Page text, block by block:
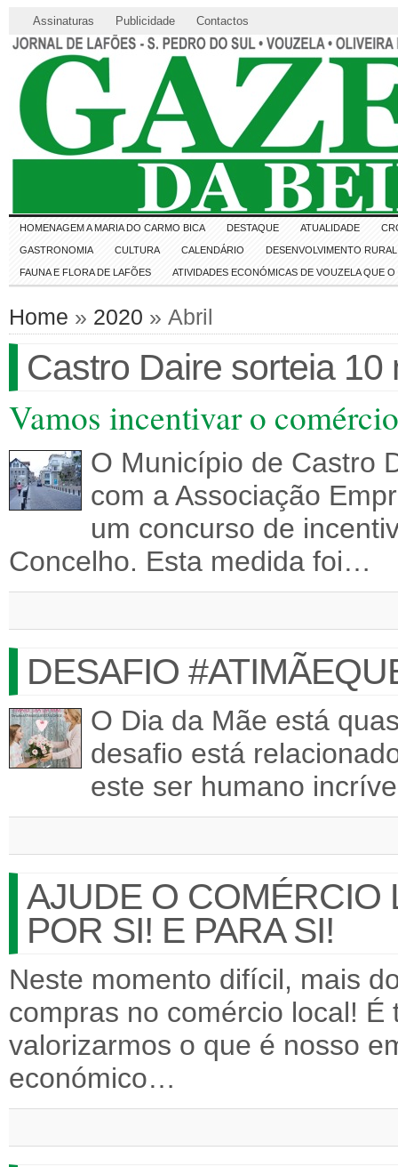
Assinaturas Publicidade Contactos
HOMENAGEM A MARIA DO CARMO BICA DESTAQUE ATUALIDADE
GASTRONOMIA CULTURA CALENDÁRIO DESENVOLVIMENTO RURAL
FAUNA E FLORA DE LAFÕES ATIVIDADES ECONÓMICAS DE VOUZELA QUE
Home » 2020 » Abril
Castro Daire sorteia
Vamos incentivar o
O Município de Castro
com a Associação
um concurso de
Concelho. Esta medida foi…
DESAFIO
O Dia da Mãe está
desafio está
este ser humano
AJUDE O
POR SI! E PARA SI!
Neste momento difícil, mais
compras no comércio local!
valorizarmos o que é nosso
económico…